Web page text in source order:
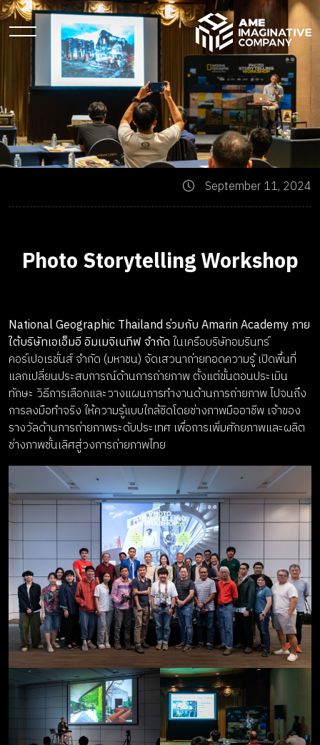
September 11, 2024
Photo Storytelling Workshop
National Geographic Thailand ร่วมกับ Amarin Academy ภาย
ใต้บริษัทเอเอ็มอี อิมเมจิเนทีฟ จำกัดในเครือบริษัทอมรินทร์
คอร์เปอเรชั่นส์ จำกัด (มหาชน) จัดเสวนาถ่ายทอดความรู้ เปิดพื้นที่
แลกเปลี่ยนประสบการณ์ด้านการถ่ายภาพ ตั้งแต่ขั้นตอนประเมิน
ทักษะ วิธีการเลือกและวางแผนการทำงานด้านการถ่ายภาพ ไปจนถึง
การลงมือทำจริง ให้ความรู้แบบใกล้ชิดโดยช่างภาพมืออาชีพ เจ้าของ
รางวัลด้านการถ่ายภาพระดับประเทศ เพื่อการเพิ่มศักยภาพและผลิต
ช่างภาพชั้นเลิศสู่วงการถ่ายภาพไทย